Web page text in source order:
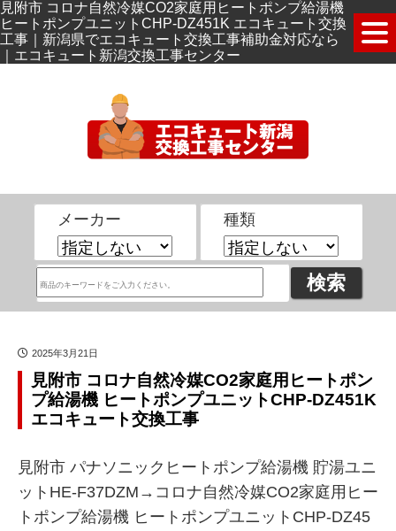
見附市 コロナ自然冷媒CO2家庭用ヒートポンプ給湯機
ヒートポンプユニットCHP-DZ451K エコキュート交換
工事｜新潟県でエコキュート交換工事補助金対応なら
｜エコキュート新潟交換工事センター
メーカー 種類
2025年3月21日
見附市 コロナ自然冷媒CO2家庭用ヒートポン
プ給湯機 ヒートポンプユニットCHP-DZ451K
エコキュート交換工事
見附市 パナソニックヒートポンプ給湯機 貯湯ユニ
ットHE-F37DZM→コロナ自然冷媒CO2家庭用ヒー
トポンプ給湯機 ヒートポンプユニットCHP-DZ45